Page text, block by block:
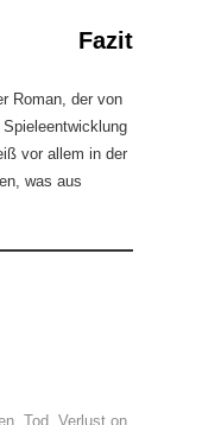
Fazit
Roman, der von
vor allem in der
was aus
Tod Verlust on